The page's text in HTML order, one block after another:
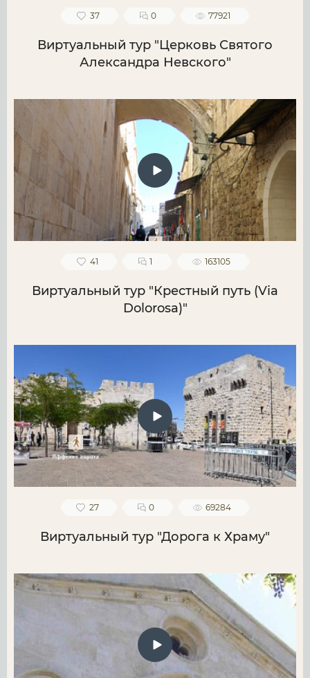
37 0 77921
Виртуальный тур "Церковь Святого
Александра Невского"
41 1 163105
Виртуальный тур "Крестный путь (Via
Dolorosa)"
27 0 69284
Виртуальный тур "Дорога к Храму"